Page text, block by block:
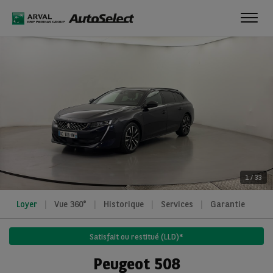
1/33
Loyer Vue 360° Historique Services Garantie
Satisfait ou restitué (LLD)*
Peugeot 508